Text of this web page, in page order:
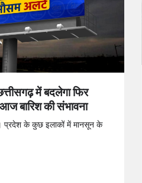
में बदलेगा फिर
बारिश की संभावना
के कुछ इलाकों में मानसून के